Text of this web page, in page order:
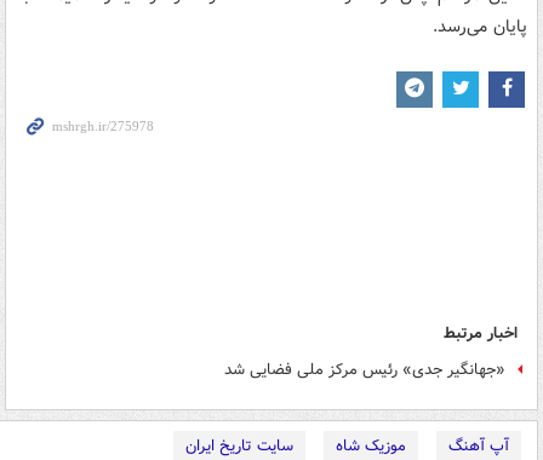
پایان می‌رسد.
اخبار مرتبط
«جهانگیر جدی» رئیس مرکز ملی فضایی شد
آپ آهنگ موزیک شاه
سایت تاریخ ایران